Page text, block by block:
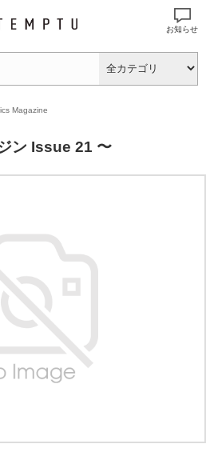
お知らせ
Magazine
ン Issue 21 〜